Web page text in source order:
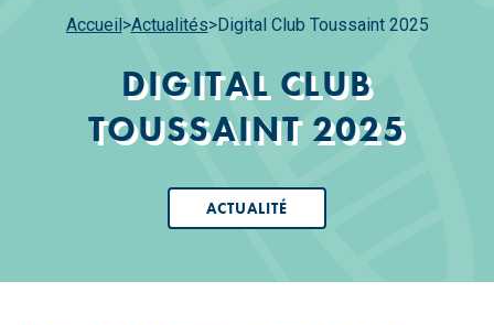
Accueil>Actualités>Digital Club Toussaint 2025
DIGITAL CLUB
TOUSSAINT 2025
ACTUALITÉ